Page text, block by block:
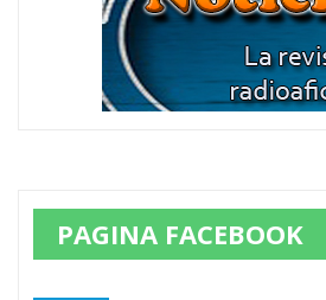
PAGINA FACEBOOK